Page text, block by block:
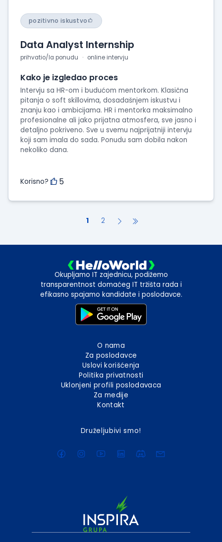
pozitivno iskustvo
Data Analyst Internship
prihvatio/la ponudu online intervju
Kako je izgledao proces
Intervju sa HR-om i budućom mentorkom. Klasična
pitanja o soft skillovima, dosadašnjem iskustvu i
znanju kao i ambicijama. HR i mentorka maksimalno
profesionalne ali jako prijatna atmosfera, sve jasno i
detaljno pokriveno. Sve u svemu najprijatniji intervju
koji sam imala do sada. Ponudu sam dobila nakon
nekoliko dana.
Korisno? 5
1 2
Okupljamo IT zajednicu, podižemo
transparentnost domaćeg IT tržišta rada i
efikasno spajamo kandidate i poslodavce.
O nama
Za poslodavce
Uslovi korišćenja
Politika privatnosti
Uklonjeni profili poslodavaca
Za medije
Kontakt
Druželjubivi smo!